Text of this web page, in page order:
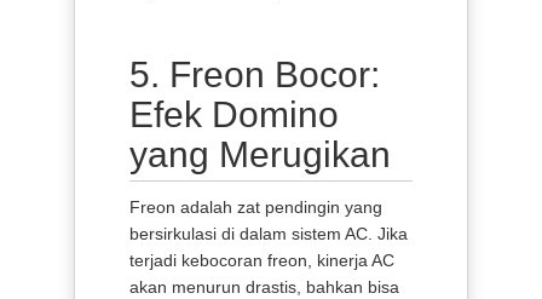
5. Freon Bocor:
Efek Domino
yang Merugikan
Freon adalah zat pendingin yang
bersirkulasi di dalam sistem AC. Jika
terjadi kebocoran freon, kinerja AC
akan menurun drastis, bahkan bisa